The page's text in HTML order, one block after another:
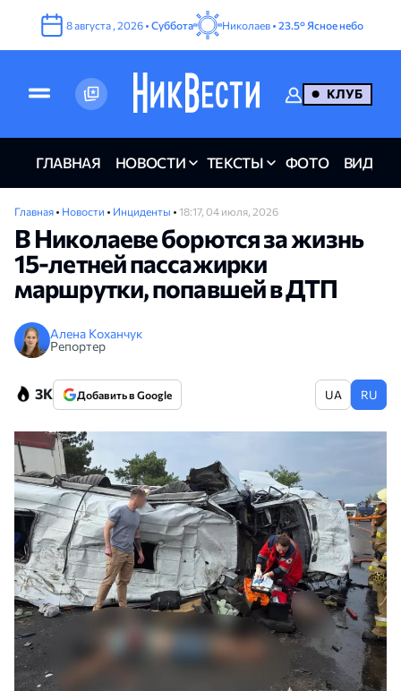
8августа , 2026 • Суббота Николаев • 23.5° Ясное небо
КЛУБ
ГЛАВНАЯ НОВОСТИ ТЕКСТЫ ФОТО ВИДЕО
Главная • Новости • Инциденты • 18:17, 04 июля, 2026
В Николаеве борются за жизнь
15-летней пассажирки
маршрутки, попавшей в ДТП
Алена Коханчук
Репортер
3K Добавить в Google UA RU